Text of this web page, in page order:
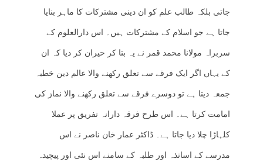
جاتی بلکہ طالب علم کو ان دینی مشترکات کا ماہر بنایا
جاتا ہے جو اسلام کے مشترکات ہیں۔ اس دارالعلوم کے
سربراہ مولانا محمد قمر نے یہ بتا کر حیران کر دیا کہ ان
کے یہاں اگر ایک فرقے سے تعلق رکھنے والا عالم دین خطبہ
جمعہ دیتا ہے تو دوسرے فرقے سے تعلق رکھنے والا نماز کی
امامت کرتا ہے۔ اس طرح فرقہ دارانہ تفریق پر عملا
کلہاڑا چلا دیا جاتا ہے۔ ڈاکٹر عمار خان ناصر نے اس
مدرسے کے اساتذہ اور طلبہ کے سامنے اس نئی اور پیچیدہ